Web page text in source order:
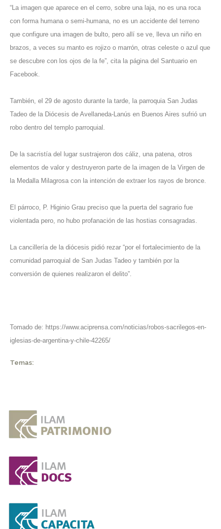
“La imagen que aparece en el cerro, sobre una laja, no es una roca
con forma humana o semi-humana, no es un accidente del terreno
que configure una imagen de bulto, pero allí se ve, lleva un niño en
brazos, a veces su manto es rojizo o marrón, otras celeste o azul que
se descubre con los ojos de la fe”, cita la página del Santuario en
Facebook.
También, el 29 de agosto durante la tarde, la parroquia San Judas
Tadeo de la Diócesis de Avellaneda-Lanús en Buenos Aires sufrió un
robo dentro del templo parroquial.
De la sacristía del lugar sustrajeron dos cáliz, una patena, otros
elementos de valor y destruyeron parte de la imagen de la Virgen de
la Medalla Milagrosa con la intención de extraer los rayos de bronce.
El párroco, P. Higinio Grau preciso que la puerta del sagrario fue
violentada pero, no hubo profanación de las hostias consagradas.
La cancillería de la diócesis pidió rezar “por el fortalecimiento de la
comunidad parroquial de San Judas Tadeo y también por la
conversión de quienes realizaron el delito”.
Tomado de: https://www.aciprensa.com/noticias/robos-sacrilegos-en-
iglesias-de-argentina-y-chile-42265/
Temas: